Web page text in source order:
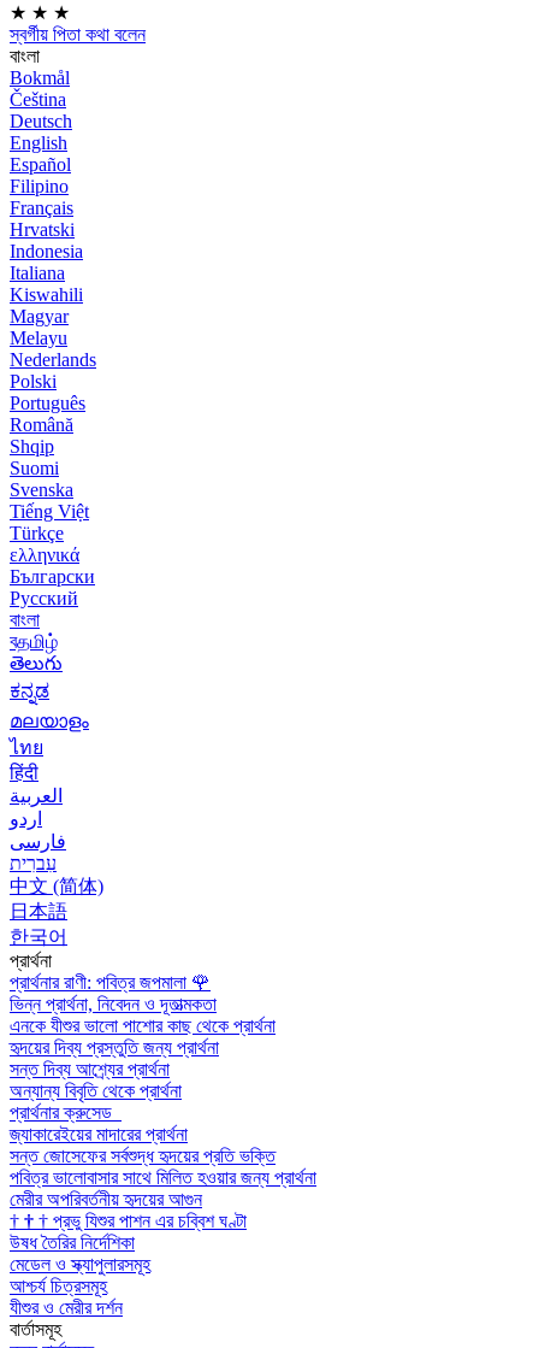
★ ★ ★
স্বর্গীয় পিতা কথা বলেন
বাংলা
Bokmål
Čeština
Deutsch
English
Español
Filipino
Français
Hrvatski
Indonesia
Italiana
Kiswahili
Magyar
Melayu
Nederlands
Polski
Português
Română
Shqip
Suomi
Svenska
Tiếng Việt
Türkçe
ελληνικά
Български
Русский
বাংলা
বதமிழ்
తెలుగు
ಕನ್ನಡ
മലയാളം
ไทย
हिंदी
العربية
اردو
فارسی
עִברִית
中文 (简体)
日本語
한국어
প্রার্থনা
প্রার্থনার রাণী: পবিত্র জপমালা 🌹
ভিন্ন প্রার্থনা, নিবেদন ও দূতাত্মকতা
এনকে যীশুর ভালো পাশোর কাছ থেকে প্রার্থনা
হৃদয়ের দিব্য প্রস্তুতি জন্য প্রার্থনা
সন্ত দিব্য আশ্র্যের প্রার্থনা
অন্যান্য বিবৃতি থেকে প্রার্থনা
প্রার্থনার ক্রুসেড
জ্যাকারেইয়ের মাদারের প্রার্থনা
সন্ত জোসেফের সর্বশুদ্ধ হৃদয়ের প্রতি ভক্তি
পবিত্র ভালোবাসার সাথে মিলিত হওয়ার জন্য প্রার্থনা
মেরীর অপরিবর্তনীয় হৃদয়ের আগুন
† † † প্রভু যিশুর পাশন এর চব্বিশ ঘণ্টা
উষধ তৈরির নির্দেশিকা
মেডেল ও স্ক্যাপুলারসমূহ
আশ্চর্য চিত্রসমূহ
যীশুর ও মেরীর দর্শন
বার্তাসমূহ